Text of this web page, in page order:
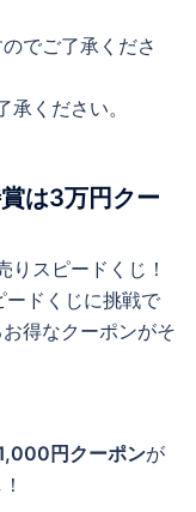
でご了承くださ
承ください。
は3万円クー
スピードくじ！
ドくじに挑戦で
得なクーポンがそ
円クーポンが